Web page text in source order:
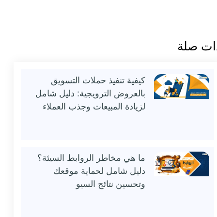
صلة
كيفية تنفيذ حملات التسويق
بالعروض الترويجية: دليل شامل
لزيادة المبيعات وجذب العملاء
ما هي مخاطر الروابط السيئة؟
دليل شامل لحماية موقعك
وتحسين نتائج السيو